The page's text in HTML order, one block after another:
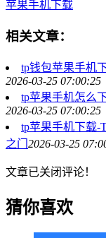
苹果手机下载
相关文章：
tp钱包苹果手机
2026-03-25 07:00:25
tp苹果手机怎么
2026-03-25 07:00:25
tp苹果手机下载-
之门 2026-03-25
文章已关闭评论！
猜你喜欢